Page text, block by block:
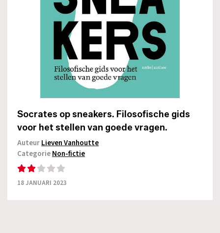
Socrates op sneakers. Filosofische gids
voor het stellen van goede vragen.
AuteurLieven Vanhoutte
CategorieNon-fictie
18 JANUARI 2023